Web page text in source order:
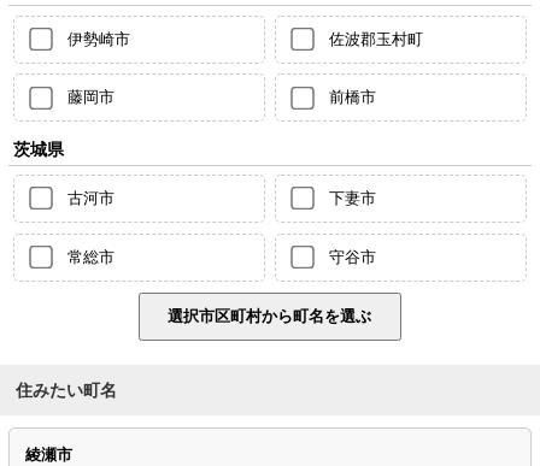
伊勢崎市 佐波郡玉村町
藤岡市 前橋市
茨城県
古河市 下妻市
常総市 守谷市
住みたい町名
綾瀬市